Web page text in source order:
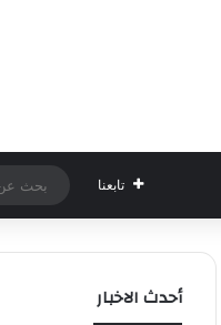
تابعنا
أحدث الاخبار